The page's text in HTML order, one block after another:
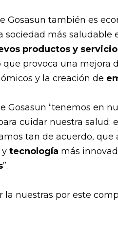
Gosasun también es
sociedad más saludable
productos y
provoca una mejora
y la creación de
Gosasun “tenemos en
cuidar nuestra salud: el
tan de acuerdo, que
y tecnología más
”.
la nuestras por este